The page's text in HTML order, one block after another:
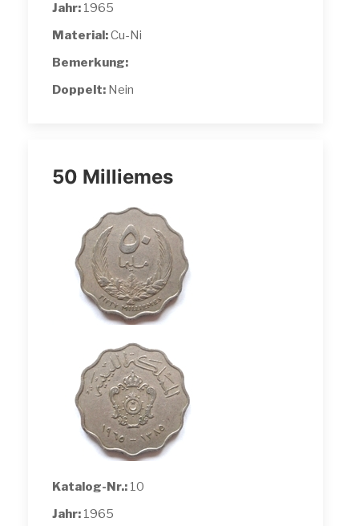
Jahr: 1965
Material:Cu-Ni
Bemerkung:
Doppelt: Nein
50 Milliemes
Katalog-Nr.: 10
Jahr: 1965